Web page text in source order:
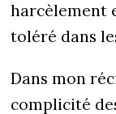
harcèlement
toléré dans
Dans mon
complicité